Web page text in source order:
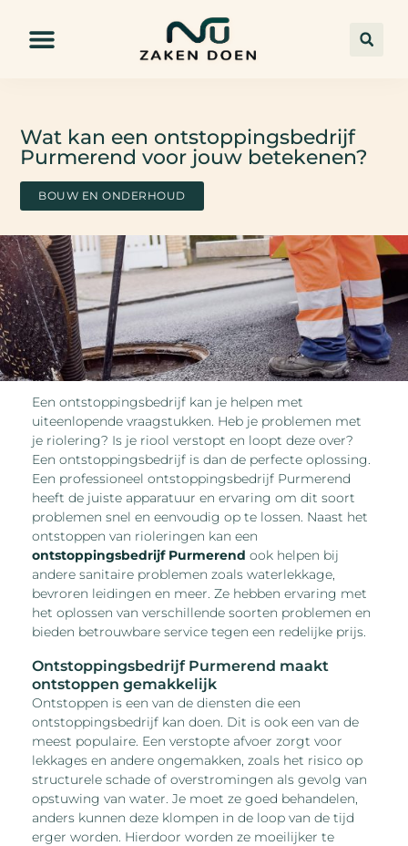
Wat kan een ontstoppingsbedrijf
Purmerend voor jouw betekenen?
BOUW EN ONDERHOUD
Een ontstoppingsbedrijf kan je helpen met
uiteenlopende vraagstukken. Heb je problemen met
je riolering? Is je riool verstopt en loopt deze over?
Een ontstoppingsbedrijf is dan de perfecte oplossing.
Een professioneel ontstoppingsbedrijf Purmerend
heeft de juiste apparatuur en ervaring om dit soort
problemen snel en eenvoudig op te lossen. Naast het
ontstoppen van rioleringen kan een
ontstoppingsbedrijf Purmerend ook helpen bij
andere sanitaire problemen zoals waterlekkage,
bevroren leidingen en meer. Ze hebben ervaring met
het oplossen van verschillende soorten problemen en
bieden betrouwbare service tegen een redelijke prijs.
Ontstoppingsbedrijf Purmerend maakt
ontstoppen gemakkelijk
Ontstoppen is een van de diensten die een
ontstoppingsbedrijf kan doen. Dit is ook een van de
meest populaire. Een verstopte afvoer zorgt voor
lekkages en andere ongemakken, zoals het risico op
structurele schade of overstromingen als gevolg van
opstuwing van water. Je moet ze goed behandelen,
anders kunnen deze klompen in de loop van de tijd
erger worden. Hierdoor worden ze moeilijker te